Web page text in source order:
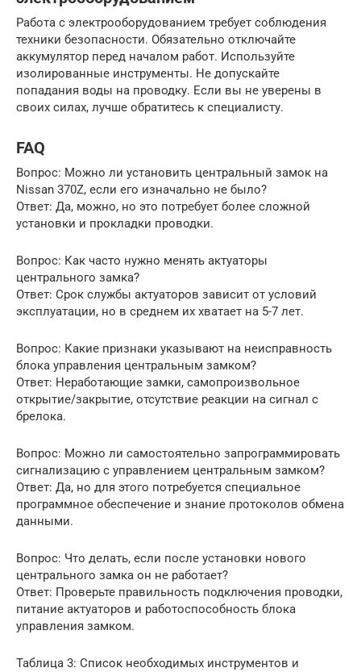
Работа с электрооборудованием требует соблюдения
техники безопасности. Обязательно отключайте
аккумулятор перед началом работ. Используйте
изолированные инструменты. Не допускайте
попадания воды на проводку. Если вы не уверены в
своих силах, лучше обратитесь к специалисту.
FAQ
Вопрос: Можно ли установить центральный замок на
Nissan 370Z, если его изначально не было?
Ответ: Да, можно, но это потребует более сложной
установки и прокладки проводки.
Вопрос: Как часто нужно менять актуаторы
центрального замка?
Ответ: Срок службы актуаторов зависит от условий
эксплуатации, но в среднем их хватает на 5-7 лет.
Вопрос: Какие признаки указывают на неисправность
блока управления центральным замком?
Ответ: Неработающие замки, самопроизвольное
открытие/закрытие, отсутствие реакции на сигнал с
брелока.
Вопрос: Можно ли самостоятельно запрограммировать
сигнализацию с управлением центральным замком?
Ответ: Да, но для этого потребуется специальное
программное обеспечение и знание протоколов обмена
данными.
Вопрос: Что делать, если после установки нового
центрального замка он не работает?
Ответ: Проверьте правильность подключения проводки,
питание актуаторов и работоспособность блока
управления замком.
Таблица 3: Список необходимых инструментов и